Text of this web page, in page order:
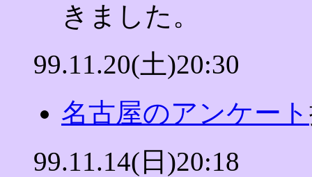
きました。
99.11.20(土)20:30
名古屋のアンケート
99.11.14(日)20:18